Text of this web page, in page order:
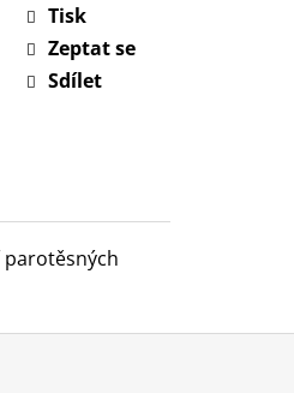
Tisk
Zeptat se
Sdílet